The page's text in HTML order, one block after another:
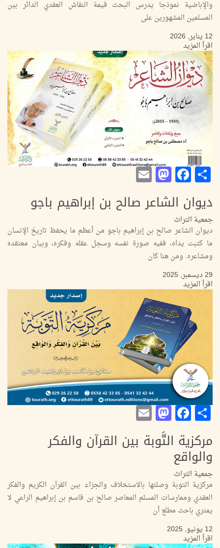
والإباضية نموذجا يدرس البحث قيمة النقاش العقدي الدائر بين
المسلمين المشهورين على
12 يناير, 2026
اقرأ المزيد
Share
Facebook
Mastodon
Email
ديوان الشاعر صالح بن إبراهيم باجو
جمعية التراث
ديوان الشاعر صالح بن إبراهيم باجو من أعظم ما يحفظ تاريخَ الإنسان
ما كتبت يداه، ففيه صورة نفسه وسجل عقله وفكره، وبيان معتقده
ومشاعره. ومن هنا كان
29 ديسمبر, 2025
اقرأ المزيد
Share
Facebook
Mastodon
Email
مركزية التَّوبة بين القرآن والفكر
والواقع
جمعية التراث
مركزية التوبة وصلتها بالاستخلاف والجزاء بين القرآن الكريم والفكر
العقدي وممارسات المسلم المعاصر صالح بن قاسم بن إبراهيم الراعي لا
يمتري باحث مطلع أن
12 يونيو, 2025
اقرأ المزيد